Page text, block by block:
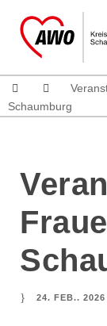
Schaumburg
24. FEB.. 2026